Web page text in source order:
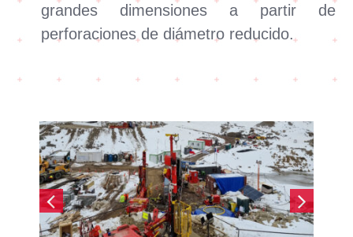
grandes dimensiones a partir de
perforaciones de diámetro reducido.